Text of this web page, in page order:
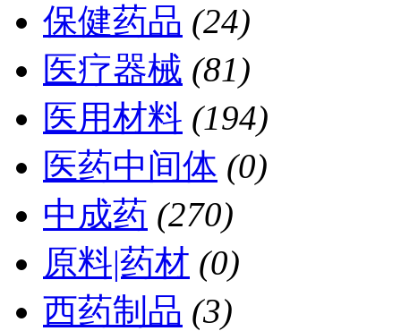
保健药品 (24)
医疗器械 (81)
医用材料 (194)
医药中间体 (0)
中成药 (270)
原料|药材 (0)
西药制品 (3)